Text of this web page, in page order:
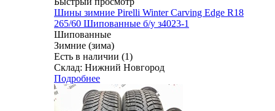
Шины зимние Pirelli Winter Carving Edge R18
265/60 Шипованные б/у з4023-1
Шипованные
Зимние (зима)
Есть в наличии (1)
Склад: Нижний Новгород
Подробнее